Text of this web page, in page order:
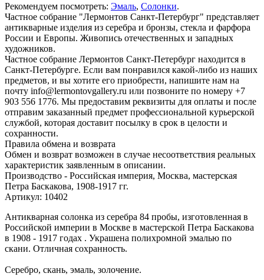
Рекомендуем посмотреть: Эмаль, Солонки.
Частное собрание "Лермонтов Санкт-Петербург" представляет
антикварные изделия из серебра и бронзы, стекла и фарфора
России и Европы. Живопись отечественных и западных
художников.
Частное собрание Лермонтов Санкт-Петербург находится в
Санкт-Петербурге. Если вам понравился какой-либо из наших
предметов, и вы хотите его приобрести, напишите нам на
почту info@lermontovgallery.ru или позвоните по номеру +7
903 556 1776. Мы предоставим реквизиты для оплаты и после
отправим заказанный предмет профессиональной курьерской
службой, которая доставит посылку в срок в целости и
сохранности.
Правила обмена и возврата
Обмен и возврат возможен в случае несоответствия реальных
характеристик заявленным в описании.
Производство - Российская империя, Москва, мастерская
Петра Баскакова, 1908-1917 гг.
Артикул: 10402
Антикварная солонка из серебра 84 пробы, изготовленная в
Российской империи в Москве в мастерской Петра Баскакова
в 1908 - 1917 годах . Украшена полихромной эмалью по
скани. Отличная сохранность.
Серебро, скань, эмаль, золочение.